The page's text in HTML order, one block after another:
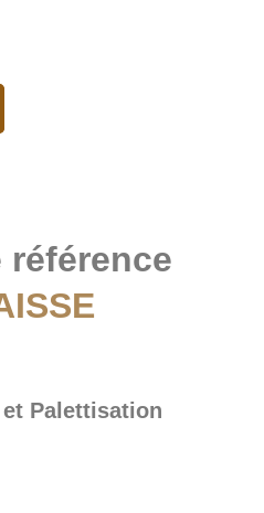
référence
Palettisation